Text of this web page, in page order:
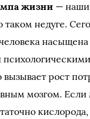
жизни —
таком недуге.
насыщена
вызывает рост
мозгом. Если
кислорода,